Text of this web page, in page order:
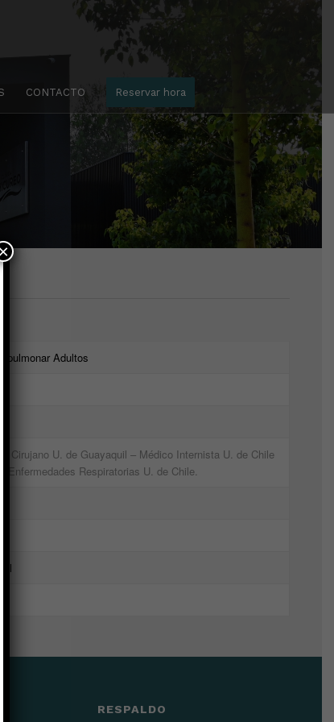
CONTACTO Reservar hora
Adultos
Cirujano U. de Guayaquil – Médico Internista U. de Chile
Enfermedades Respiratorias U. de Chile.
RESPALDO